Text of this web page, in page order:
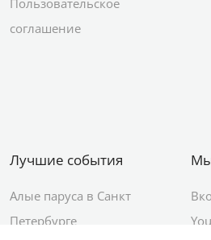
соглашение
Лучшие события
Алые паруса в Санкт
Петербурге
Мы